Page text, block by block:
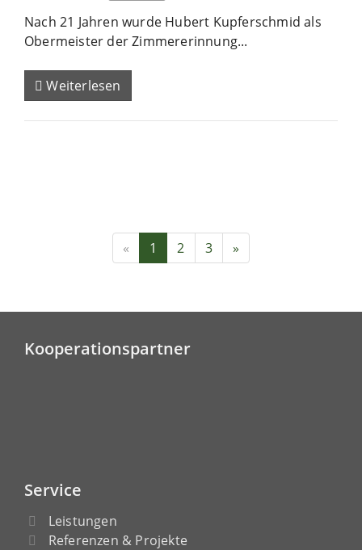
Nach 21 Jahren wurde Hubert Kupferschmid als
Obermeister der Zimmererinnung...
Weiterlesen
« 1 2 3 »
Kooperationspartner
Service
Leistungen
Referenzen & Projekte